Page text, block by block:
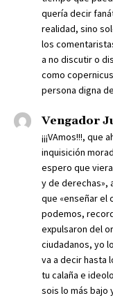
quería decir
realidad, sino
los
a no discutir o
como
persona digna
Vengador
¡¡¡VAmos!!!,
inquisición
espero que
y de derechas»,
que «enseñar el
podemos,
expulsaron del
ciudadanos, yo
va a decir hasta
tu calaña e
sois lo más bajo